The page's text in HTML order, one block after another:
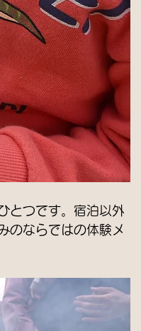
とつです。宿泊以外
のならではの体験メ